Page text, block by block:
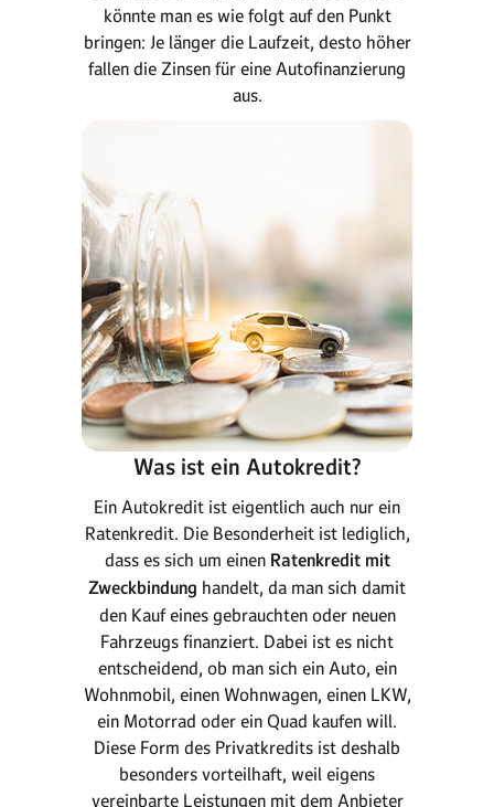
könnte man es wie folgt auf den Punkt
bringen: Je länger die Laufzeit, desto höher
fallen die Zinsen für eine Autofinanzierung
aus.
Was ist ein Autokredit?
Ein Autokredit ist eigentlich auch nur ein
Ratenkredit. Die Besonderheit ist lediglich,
dass es sich um einen Ratenkredit mit
Zweckbindung handelt, da man sich damit
den Kauf eines gebrauchten oder neuen
Fahrzeugs finanziert. Dabei ist es nicht
entscheidend, ob man sich ein Auto, ein
Wohnmobil, einen Wohnwagen, einen LKW,
ein Motorrad oder ein Quad kaufen will.
Diese Form des Privatkredits ist deshalb
besonders vorteilhaft, weil eigens
vereinbarte Leistungen mit dem Anbieter